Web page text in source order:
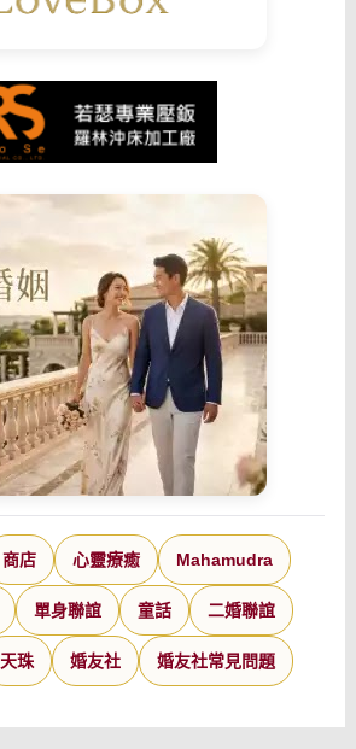
商店 心靈療癒 Mahamudra
單身聯誼 童話 二婚聯誼
天珠 婚友社 婚友社常見問題